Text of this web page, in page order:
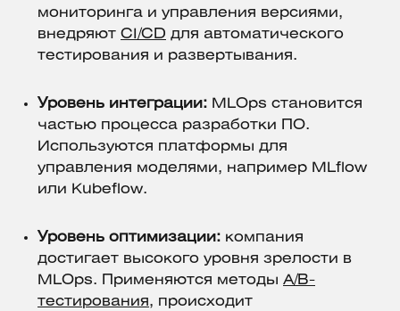
мониторинга и управления версиями,
внедряют CI/CD для автоматического
тестирования и развертывания.
Уровень интеграции: MLOps становится
частью процесса разработки ПО.
Используются платформы для
управления моделями, например MLflow
или Kubeflow.
Уровень оптимизации: компания
достигает высокого уровня зрелости в
MLOps. Применяются методы A/B-
тестирования, происходит